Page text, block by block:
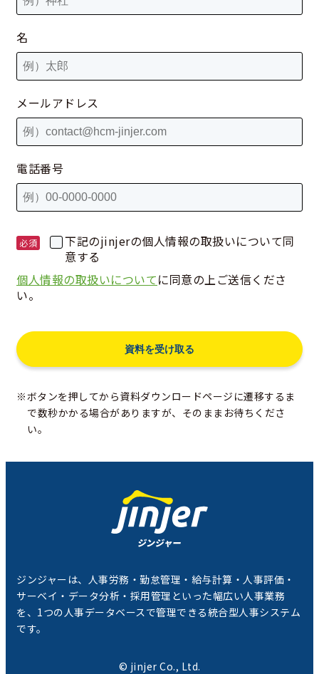
名
メールアドレス
電話番号
下記のjinjerの個人情報の取扱いについて同
意する
個人情報の取扱いについてに同意の上ご送信くださ
い。
※ボタンを押してから資料ダウンロードページに遷移するま
で数秒かかる場合がありますが、そのままお待ちくださ
い。
ジンジャーは、人事労務・勤怠管理・給与計算・人事評価・
サーベイ・データ分析・採用管理といった幅広い人事業務
を、1つの人事データベースで管理できる統合型人事システム
です。
© jinjer Co., Ltd.